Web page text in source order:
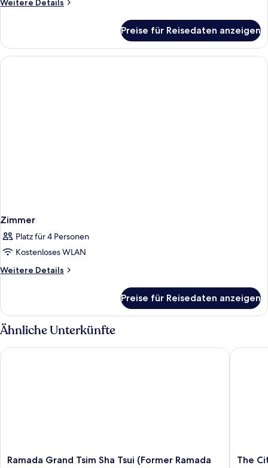
Weitere Details
Preise für Reisedaten anzeigen
Zimmer
Platz für 4 Personen
Kostenloses WLAN
Weitere Details
Weitere
Preise für Reisedaten anzeigen
Ähnliche Unterkünfte
Ramada
Ramada Grand Tsim Sha Tsui (Former Ramada
Ramada Grand Tsim Sha Tsui (Former Ramada Hong Kong
The
The
The